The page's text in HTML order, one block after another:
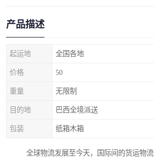
产品描述
起运地 全国各地
价格 50
重量 无限制
目的地 巴西全境派送
包装 纸箱木箱
全球物流发展至今天，国际间的货运物